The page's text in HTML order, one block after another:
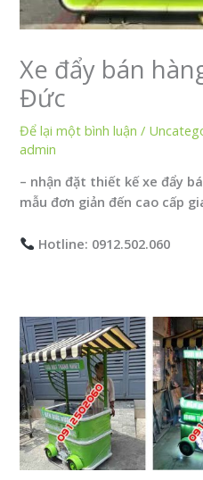
Xe đẩy bán
Đức
Để lại một bình luận /
admin
– nhận đặt thiết kế xe đẩy
mẫu đơn giản đến cao cấp
Hotline: 0912.502.060